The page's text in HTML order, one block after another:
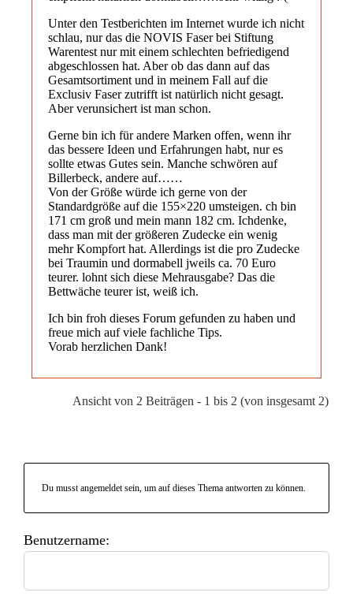
Unter den Testberichten im Internet wurde ich nicht
schlau, nur das die NOVIS Faser bei Stiftung
Warentest nur mit einem schlechten befriedigend
abgeschlossen hat. Aber ob das dann auf das
Gesamtsortiment und in meinem Fall auf die
Exclusiv Faser zutrifft ist natürlich nicht gesagt.
Aber verunsichert ist man schon.
Gerne bin ich für andere Marken offen, wenn ihr
das bessere Ideen und Erfahrungen habt, nur es
sollte etwas Gutes sein. Manche schwören auf
Billerbeck, andere auf……
Von der Größe würde ich gerne von der
Standardgröße auf die 155×220 umsteigen. ch bin
171 cm groß und mein mann 182 cm. Ichdenke,
dass man mit der größeren Zudecke ein wenig
mehr Kompfort hat. Allerdings ist die pro Zudecke
bei Traumin und dormabell jweils ca. 70 Euro
teurer. lohnt sich diese Mehrausgabe? Das die
Bettwäche teurer ist, weiß ich.
Ich bin froh dieses Forum gefunden zu haben und
freue mich auf viele fachliche Tips.
Vorab herzlichen Dank!
Ansicht von 2 Beiträgen - 1 bis 2 (von insgesamt 2)
Du musst angemeldet sein, um auf dieses Thema antworten zu können.
Benutzername: